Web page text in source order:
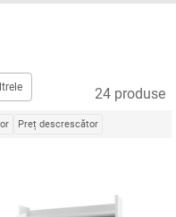
24 produse
Preț descrescător